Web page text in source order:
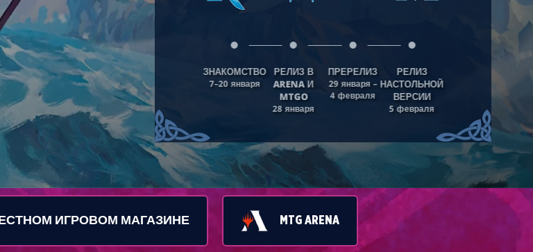
ЗНАКОМСТВО
7–20 января
РЕЛИЗ В
ARENA И
MTGO
28 января
ПРЕРЕЛИЗ
29 января –
4 февраля
РЕЛИЗ
НАСТОЛЬНОЙ
ВЕРСИИ
5 февраля
ИГРОВОМ МАГАЗИНЕ MTG ARENA